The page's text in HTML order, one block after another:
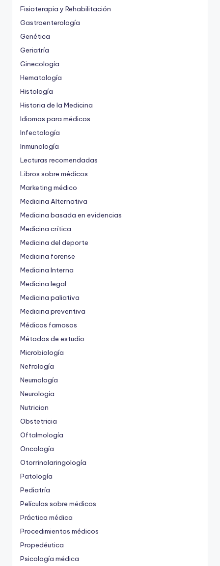
Fisioterapia y Rehabilitación
Gastroenterología
Genética
Geriatría
Ginecología
Hematología
Histología
Historia de la Medicina
Idiomas para médicos
Infectología
Inmunología
Lecturas recomendadas
Libros sobre médicos
Marketing médico
Medicina Alternativa
Medicina basada en evidencias
Medicina crítica
Medicina del deporte
Medicina forense
Medicina Interna
Medicina legal
Medicina paliativa
Medicina preventiva
Médicos famosos
Métodos de estudio
Microbiología
Nefrología
Neumología
Neurología
Nutricion
Obstetricia
Oftalmología
Oncología
Otorrinolaringología
Patología
Pediatría
Películas sobre médicos
Práctica médica
Procedimientos médicos
Propedéutica
Psicología médica